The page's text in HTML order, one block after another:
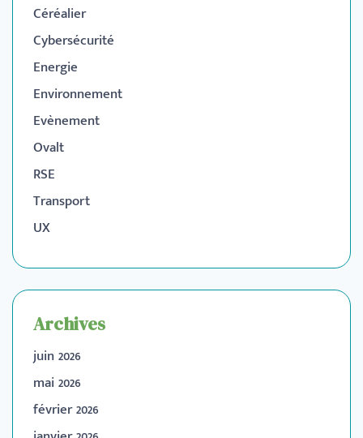
Céréalier
Cybersécurité
Energie
Environnement
Evènement
Ovalt
RSE
Transport
UX
Archives
juin 2026
mai 2026
février 2026